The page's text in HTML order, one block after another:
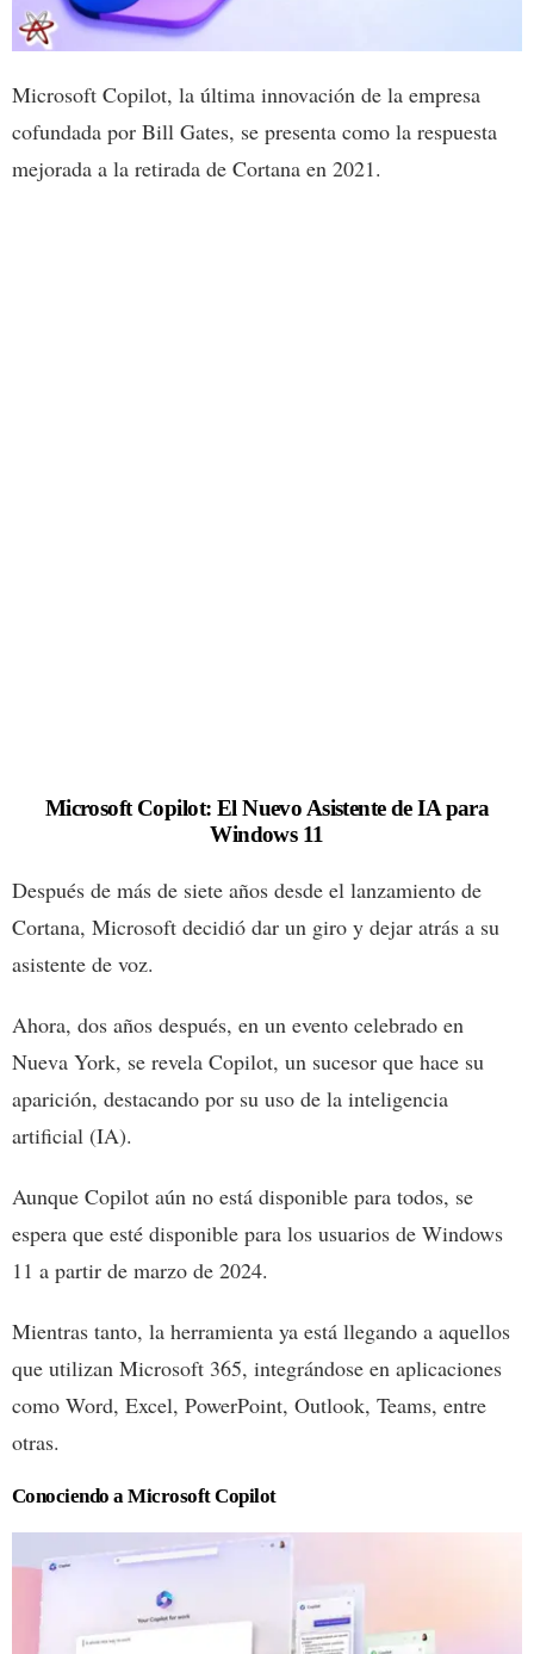
Microsoft Copilot, la última innovación de la empresa
cofundada por Bill Gates, se presenta como la respuesta
mejorada a la retirada de Cortana en 2021.
Microsoft Copilot: El Nuevo Asistente de IA para
Windows 11
Después de más de siete años desde el lanzamiento de
Cortana, Microsoft decidió dar un giro y dejar atrás a su
asistente de voz.
Ahora, dos años después, en un evento celebrado en
Nueva York, se revela Copilot, un sucesor que hace su
aparición, destacando por su uso de la inteligencia
artificial (IA).
Aunque Copilot aún no está disponible para todos, se
espera que esté disponible para los usuarios de Windows
11 a partir de marzo de 2024.
Mientras tanto, la herramienta ya está llegando a aquellos
que utilizan Microsoft 365, integrándose en aplicaciones
como Word, Excel, PowerPoint, Outlook, Teams, entre
otras.
Conociendo a Microsoft Copilot